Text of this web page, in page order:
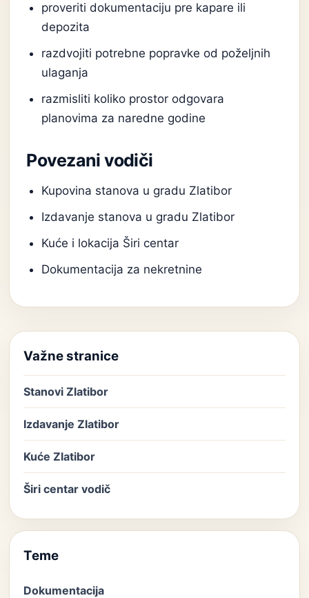
proveriti dokumentaciju pre kapare ili
depozita
razdvojiti potrebne popravke od poželjnih
ulaganja
razmisliti koliko prostor odgovara
planovima za naredne godine
Povezani vodiči
Kupovina stanova u gradu Zlatibor
Izdavanje stanova u gradu Zlatibor
Kuće i lokacija Širi centar
Dokumentacija za nekretnine
Važne stranice
Stanovi Zlatibor
Izdavanje Zlatibor
Kuće Zlatibor
Širi centar vodič
Teme
Dokumentacija